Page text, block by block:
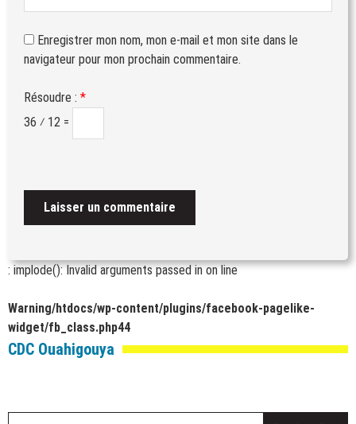
Enregistrer mon nom, mon e-mail et mon site dans le
navigateur pour mon prochain commentaire.
Résoudre : *
36 ⁄ 12 =
: implode(): Invalid arguments passed inon line
Warning/htdocs/wp-content/plugins/facebook-pagelike-
widget/fb_class.php44
CDC Ouahigouya